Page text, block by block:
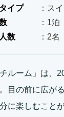
イプ
：ス
：1泊
数
：2名
チルーム」は、
目の前に広が
に楽しむこと